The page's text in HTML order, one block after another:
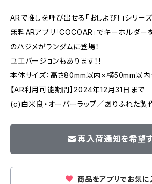
ARで推しを呼び出せる「おしよび！」シリーズ
無料ARアプリ「COCOAR」でキーホルダー
のハジメがランダムに登場！
ユエバージョンもあります！！
本体サイズ：高さ80mm以内×横50mm以
【AR利用可能期間】2024年12月31日まで
(c)白米良・オーバーラップ／ありふれた製
再入荷通知を希望
商品をアプリでお気に